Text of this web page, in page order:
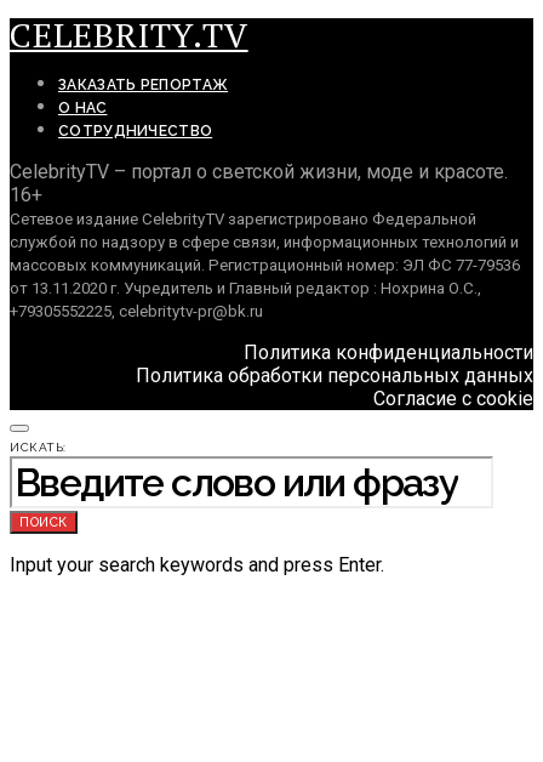
CELEBRITY.TV
ЗАКАЗАТЬ РЕПОРТАЖ
О НАС
СОТРУДНИЧЕСТВО
CelebrityTV – портал о светской жизни, моде и красоте.
16+
Сетевое издание CelebrityTV зарегистрировано Федеральной
службой по надзору в сфере связи, информационных технологий и
массовых коммуникаций. Регистрационный номер: ЭЛ ФС 77-79536
от 13.11.2020 г. Учредитель и Главный редактор : Нохрина О.С.,
+79305552225, celebritytv-pr@bk.ru
Политика конфиденциальности
Политика обработки персональных данных
Согласие с cookie
ИСКАТЬ:
ПОИСК
Input your search keywords and press Enter.